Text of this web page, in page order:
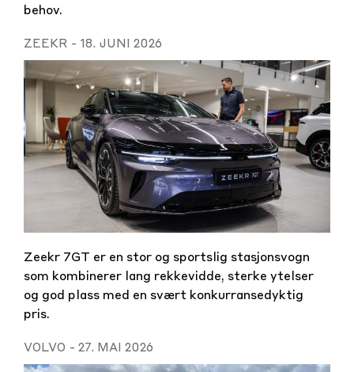
behov.
ZEEKR - 18. JUNI 2026
Zeekr 7GT er en stor og sportslig stasjonsvogn
som kombinerer lang rekkevidde, sterke ytelser
og god plass med en svært konkurransedyktig
pris.
VOLVO - 27. MAI 2026